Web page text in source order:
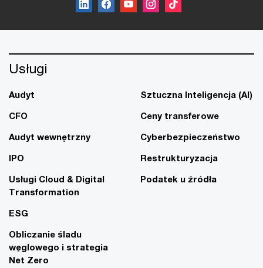
Usługi
Audyt
CFO
Audyt wewnętrzny
IPO
Usługi Cloud & Digital
Transformation
ESG
Obliczanie śladu
węglowego i strategia
Net Zero
Sztuczna Inteligencja (AI)
Ceny transferowe
Cyberbezpieczeństwo
Restrukturyzacja
Podatek u źródła